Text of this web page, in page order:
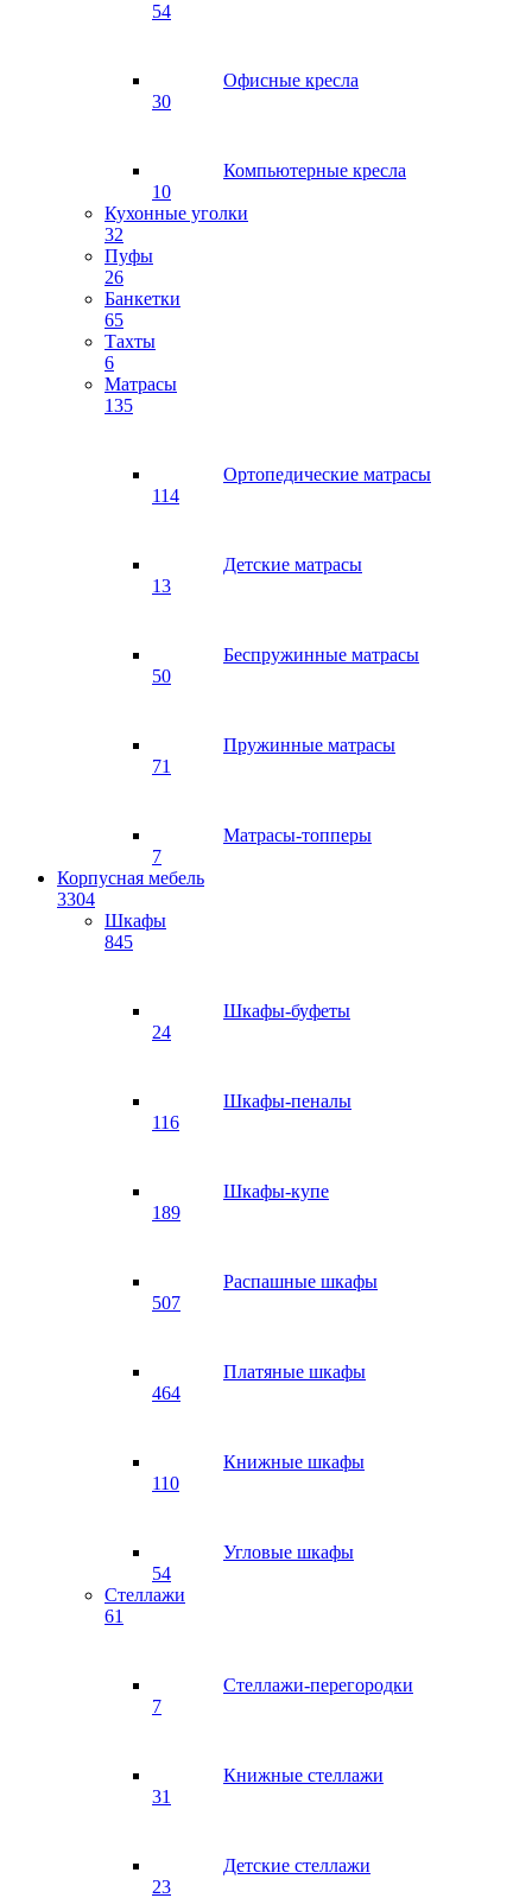
54
Офисные кресла
30
Компьютерные кресла
10
Кухонные уголки
32
Пуфы
26
Банкетки
65
Тахты
6
Матрасы
135
Ортопедические матрасы
114
Детские матрасы
13
Беспружинные матрасы
50
Пружинные матрасы
71
Матрасы-топперы
7
Корпусная мебель
3304
Шкафы
845
Шкафы-буфеты
24
Шкафы-пеналы
116
Шкафы-купе
189
Распашные шкафы
507
Платяные шкафы
464
Книжные шкафы
110
Угловые шкафы
54
Стеллажи
61
Стеллажи-перегородки
7
Книжные стеллажи
31
Детские стеллажи
23